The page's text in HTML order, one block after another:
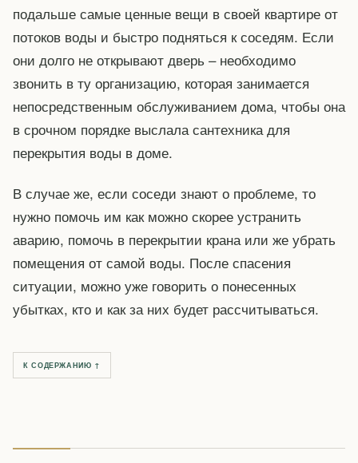
подальше самые ценные вещи в своей квартире от
потоков воды и быстро подняться к соседям. Если
они долго не открывают дверь – необходимо
звонить в ту организацию, которая занимается
непосредственным обслуживанием дома, чтобы она
в срочном порядке выслала сантехника для
перекрытия воды в доме.
В случае же, если соседи знают о проблеме, то
нужно помочь им как можно скорее устранить
аварию, помочь в перекрытии крана или же убрать
помещения от самой воды. После спасения
ситуации, можно уже говорить о понесенных
убытках, кто и как за них будет рассчитываться.
К СОДЕРЖАНИЮ ↑